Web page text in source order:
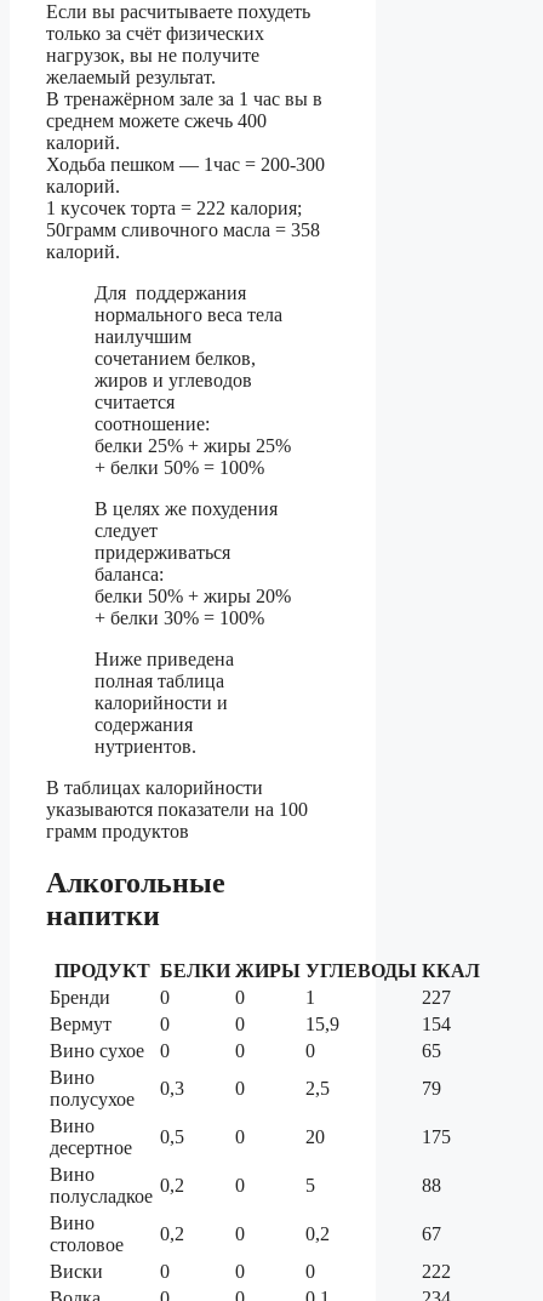
Если вы расчитываете похудеть
только за счёт физических
нагрузок, вы не получите
желаемый результат.
В тренажёрном зале за 1 час вы в
среднем можете сжечь 400
калорий.
Ходьба пешком — 1час = 200-300
калорий.
1 кусочек торта = 222 калория;
50грамм сливочного масла = 358
калорий.
Для поддержания
нормального веса тела
наилучшим
сочетанием белков,
жиров и углеводов
считается
соотношение:
белки 25% + жиры 25%
+ белки 50% = 100%
В целях же похудения
следует
придерживаться
баланса:
белки 50% + жиры 20%
+ белки 30% = 100%
Ниже приведена
полная таблица
калорийности и
содержания
нутриентов.
В таблицах калорийности
указываются показатели на 100
грамм продуктов
Алкогольные
напитки
ПРОДУКТ БЕЛКИ ЖИРЫ УГЛЕВОДЫ ККАЛ
Бренди
0 0 1
227
Вермут
0 0 15,9
154
Вино сухое
0 0 0
65
Вино
полусухое
0,3 0 2,5
79
Вино
десертное
0,5 0 20
175
Вино
полусладкое
0,2 0 5
88
Вино
столовое
0,2 0 0,2
67
Виски
0 0 0
222